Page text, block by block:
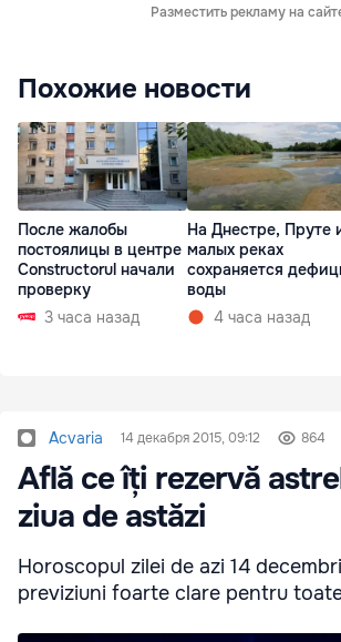
Разместить рекламу на
Похожие новости
После жалобы
постоялицы в центре
Constructorul начали
проверку
3 часа назад
На Днестре, Пруте
малых реках
сохраняется
воды
4 часа назад
Acvaria 14 декабря 2015, 09:12 864
Află ce îți rezervă
ziua de astăzi
Horoscopul zilei de azi 14
previziuni foarte clare pentru